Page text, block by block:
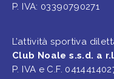
P. IVA: 03390790271
L’attività sportiva
Club Noale s.s.d. a
P. IVA e C.F.